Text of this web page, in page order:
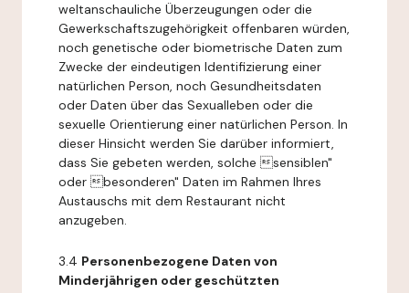
weltanschauliche Überzeugungen oder die
Gewerkschaftszugehörigkeit offenbaren würden,
noch genetische oder biometrische Daten zum
Zwecke der eindeutigen Identifizierung einer
natürlichen Person, noch Gesundheitsdaten
oder Daten über das Sexualleben oder die
sexuelle Orientierung einer natürlichen Person. In
dieser Hinsicht werden Sie darüber informiert,
dass Sie gebeten werden, solche sensiblen"
oder besonderen" Daten im Rahmen Ihres
Austauschs mit dem Restaurant nicht
anzugeben.
3.4 Personenbezogene Daten von
Minderjährigen oder geschützten